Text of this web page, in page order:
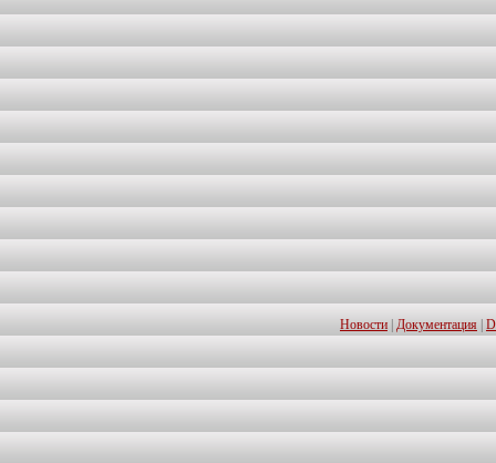
Новости Документация